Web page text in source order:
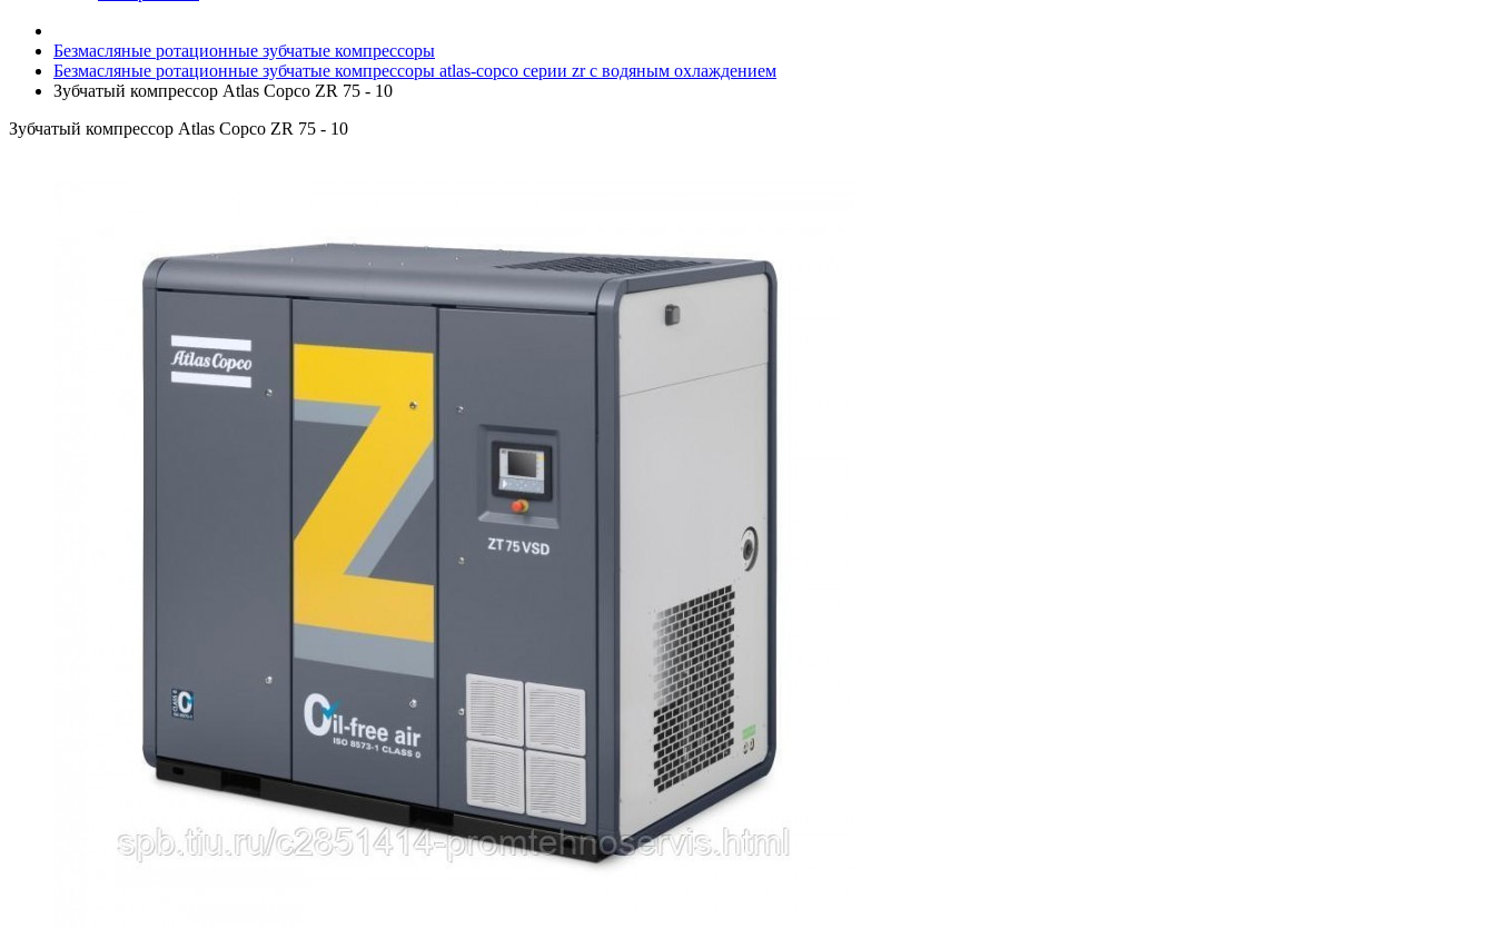
Безмасляные ротационные зубчатые компрессоры
Безмасляные ротационные зубчатые компрессоры atlas-copco серии zr с водяным охлаждением
Зубчатый компрессор Atlas Copco ZR 75 - 10
Зубчатый компрессор Atlas Copco ZR 75 - 10